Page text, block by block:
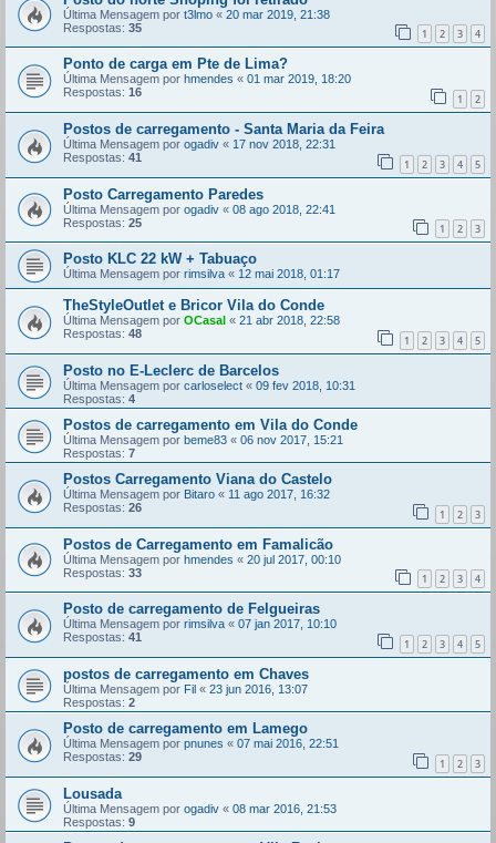
Última Mensagem por t3lmo « 20 mar 2019, 21:38
Respostas: 35 1 2 3 4
Ponto de carga em Pte de Lima?
Última Mensagem por hmendes « 01 mar 2019, 18:20
Respostas: 16 1 2
Postos de carregamento - Santa Maria da Feira
Última Mensagem por ogadiv « 17 nov 2018, 22:31
Respostas: 41 1 2 3 4 5
Posto Carregamento Paredes
Última Mensagem por ogadiv « 08 ago 2018, 22:41
Respostas: 25 1 2 3
Posto KLC 22 kW + Tabuaço
Última Mensagem por rimsilva « 12 mai 2018, 01:17
TheStyleOutlet e Bricor Vila do Conde
Última Mensagem por OCasal « 21 abr 2018, 22:58
Respostas: 48 1 2 3 4 5
Posto no E-Leclerc de Barcelos
Última Mensagem por carloselect « 09 fev 2018, 10:31
Respostas: 4
Postos de carregamento em Vila do Conde
Última Mensagem por beme83 « 06 nov 2017, 15:21
Respostas: 7
Postos Carregamento Viana do Castelo
Última Mensagem por Bitaro « 11 ago 2017, 16:32
Respostas: 26 1 2 3
Postos de Carregamento em Famalicão
Última Mensagem por hmendes « 20 jul 2017, 00:10
Respostas: 33 1 2 3 4
Posto de carregamento de Felgueiras
Última Mensagem por rimsilva « 07 jan 2017, 10:10
Respostas: 41 1 2 3 4 5
postos de carregamento em Chaves
Última Mensagem por Fil « 23 jun 2016, 13:07
Respostas: 2
Posto de carregamento em Lamego
Última Mensagem por pnunes « 07 mai 2016, 22:51
Respostas: 29 1 2 3
Lousada
Última Mensagem por ogadiv « 08 mar 2016, 21:53
Respostas: 9